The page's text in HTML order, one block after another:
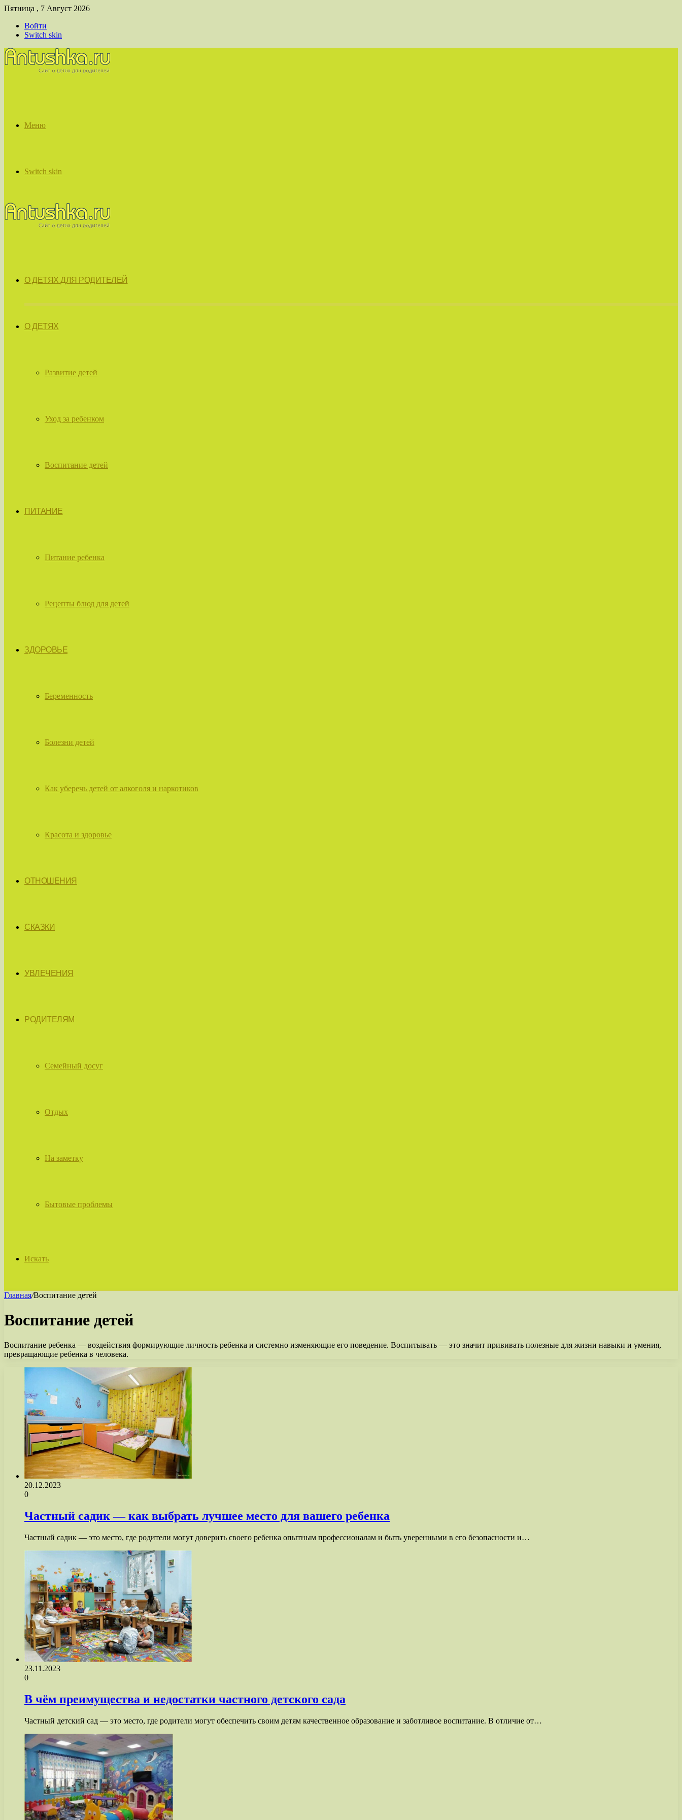
Пятница , 7 Август 2026
Войти
Switch skin
Меню
Switch skin
О ДЕТЯХ ДЛЯ РОДИТЕЛЕЙ
О ДЕТЯХ
Развитие детей
Уход за ребенком
Воспитание детей
ПИТАНИЕ
Питание ребенка
Рецепты блюд для детей
ЗДОРОВЬЕ
Беременность
Болезни детей
Как уберечь детей от алкоголя и наркотиков
Красота и здоровье
ОТНОШЕНИЯ
СКАЗКИ
УВЛЕЧЕНИЯ
РОДИТЕЛЯМ
Семейный досуг
Отдых
На заметку
Бытовые проблемы
Искать
Главная/Воспитание детей
Воспитание детей
Воспитание ребенка — воздействия формирующие личность ребенка и системно изменяющие его поведение. Воспитывать — это значит прививать полезные для жизни навыки и умения,
превращающие ребенка в человека.
20.12.2023
0
Частный садик — как выбрать лучшее место для вашего ребенка
Частный садик — это место, где родители могут доверить своего ребенка опытным профессионалам и быть уверенными в его безопасности и…
23.11.2023
0
В чём преимущества и недостатки частного детского сада
Частный детский сад — это место, где родители могут обеспечить своим детям качественное образование и заботливое воспитание. В отличие от…